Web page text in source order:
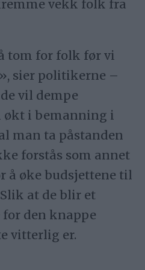
vekk folk fra
tom for folk før vi
sier politikerne –
vil dempe
økt i bemanning i
man ta påstanden
forstås som annet
å øke budsjettene til
at de blir et
for den knappe
vitterlig er.